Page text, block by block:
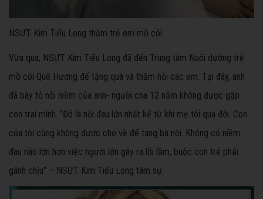
NSƯT Kim Tiểu Long thăm trẻ em mồ côi
Vừa qua, NSƯT Kim Tiểu Long đã đến Trung tâm Nuôi dưỡng trẻ
mồ côi Quê Hương để tặng quà và thăm hỏi các em. Tại đây, anh
đã bày tỏ nỗi niềm của anh- người cha 12 năm không được gặp
con trai mình. "Đó là nỗi đau lớn nhất kể từ khi mẹ tôi qua đời. Con
của tôi cũng không được cho về để tang bà nội. Không có niềm
đau nào lớn hơn việc người lớn gây ra lỗi lầm, buộc con trẻ phải
gánh chịu" – NSƯT Kim Tiểu Long tâm sự.